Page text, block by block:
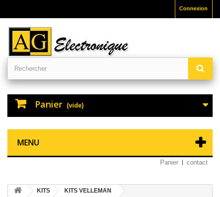
Connexion
Panier (vide)
MENU
Panier contact
KITS
KITS VELLEMAN